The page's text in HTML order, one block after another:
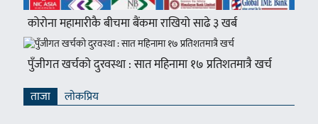
कोरोना महामारीकै बीचमा बैंकमा राखियो साढे ३ खर्ब
पुँजीगत खर्चको दुरवस्था : सात महिनामा १७ प्रतिशतमात्रै खर्च
ताजा लाेकप्रिय